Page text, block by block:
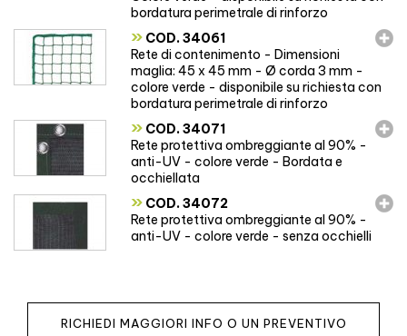
bordatura perimetrale di rinforzo
» COD. 34061
Rete di contenimento - Dimensioni
maglia: 45 x 45 mm - Ø corda 3 mm -
colore verde - disponibile su richiesta con
bordatura perimetrale di rinforzo
» COD. 34071
Rete protettiva ombreggiante al 90% -
anti-UV - colore verde - Bordata e
occhiellata
» COD. 34072
Rete protettiva ombreggiante al 90% -
anti-UV - colore verde - senza occhielli
RICHIEDI MAGGIORI INFO O UN PREVENTIVO